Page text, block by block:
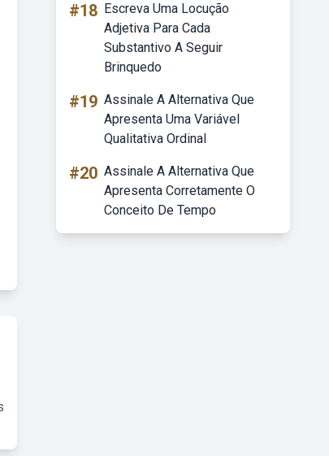
#18 Escreva Uma Locução
Adjetiva Para Cada
Substantivo A Seguir
Brinquedo
#19 Assinale A Alternativa Que
Apresenta Uma Variável
Qualitativa Ordinal
#20 Assinale A Alternativa Que
Apresenta Corretamente O
Conceito De Tempo